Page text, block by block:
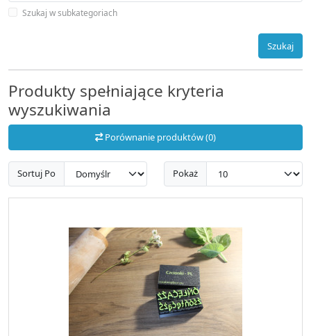
Szukaj w subkategoriach
Szukaj
Produkty spełniające kryteria
wyszukiwania
Porównanie produktów (0)
Sortuj Po Pokaż